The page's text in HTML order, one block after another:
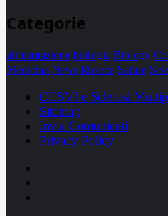
Categorie
alimentazione biologia Biology
Medicina News Ricerca Salute
CCSVI e Sclerosi
Sitemap
Invia Comunicati
Privacy Policy